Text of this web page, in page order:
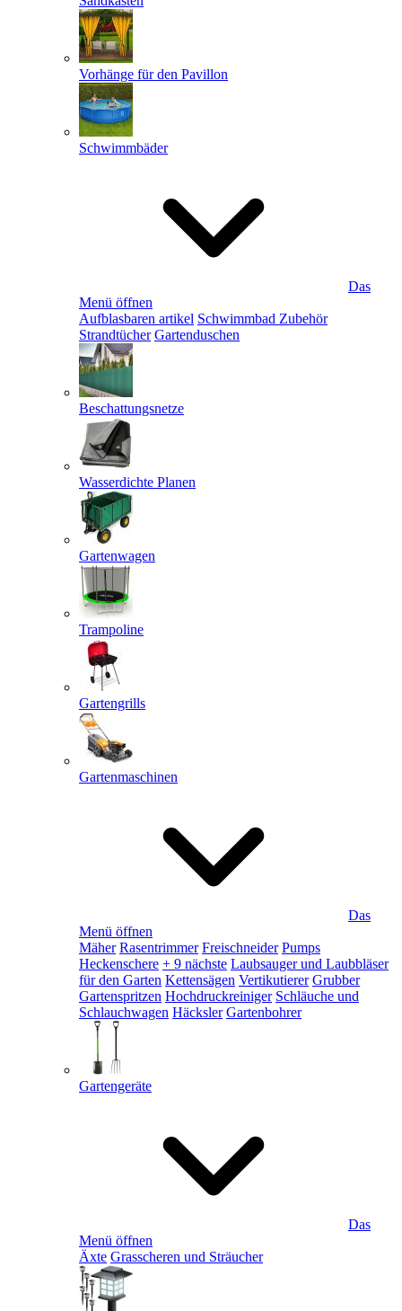
Vorhänge für den Pavillon
Schwimmbäder
Das
Menü öffnen
Aufblasbaren artikel Schwimmbad Zubehör
Strandtücher Gartenduschen
Beschattungsnetze
Wasserdichte Planen
Gartenwagen
Trampoline
Gartengrills
Gartenmaschinen
Das
Menü öffnen
Mäher Rasentrimmer Freischneider Pumps
Heckenschere + 9 nächste Laubsauger und Laubbläser
für den Garten Kettensägen Vertikutierer Grubber
Gartenspritzen Hochdruckreiniger Schläuche und
Schlauchwagen Häcksler Gartenbohrer
Gartengeräte
Das
Menü öffnen
Äxte Grasscheren und Sträucher